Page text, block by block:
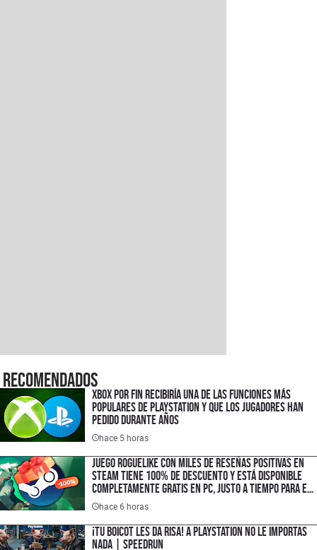
Recomendados
XBOX por fin recibiría una de las funciones más
populares de PlayStation y que los jugadores han
pedido durante años
hace 5 horas
Juego roguelike con miles de reseñas positivas en
Steam tiene 100% de descuento y está disponible
completamente gratis en PC, justo a tiempo para el
lanzamiento de su secuela
hace 6 horas
¡TU BOICOT LES DA RISA! A PlayStation no le importas
nada | SPEEDRUN